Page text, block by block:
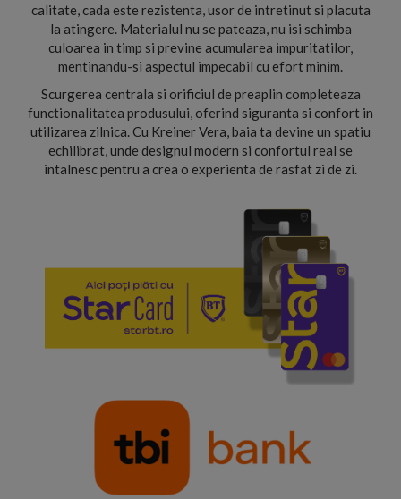
calitate, cada este rezistenta, usor de intretinut si placuta
la atingere. Materialul nu se pateaza, nu isi schimba
culoarea in timp si previne acumularea impuritatilor,
mentinandu-si aspectul impecabil cu efort minim.
Scurgerea centrala si orificiul de preaplin completeaza
functionalitatea produsului, oferind siguranta si confort in
utilizarea zilnica. Cu Kreiner Vera, baia ta devine un spatiu
echilibrat, unde designul modern si confortul real se
intalnesc pentru a crea o experienta de rasfat zi de zi.